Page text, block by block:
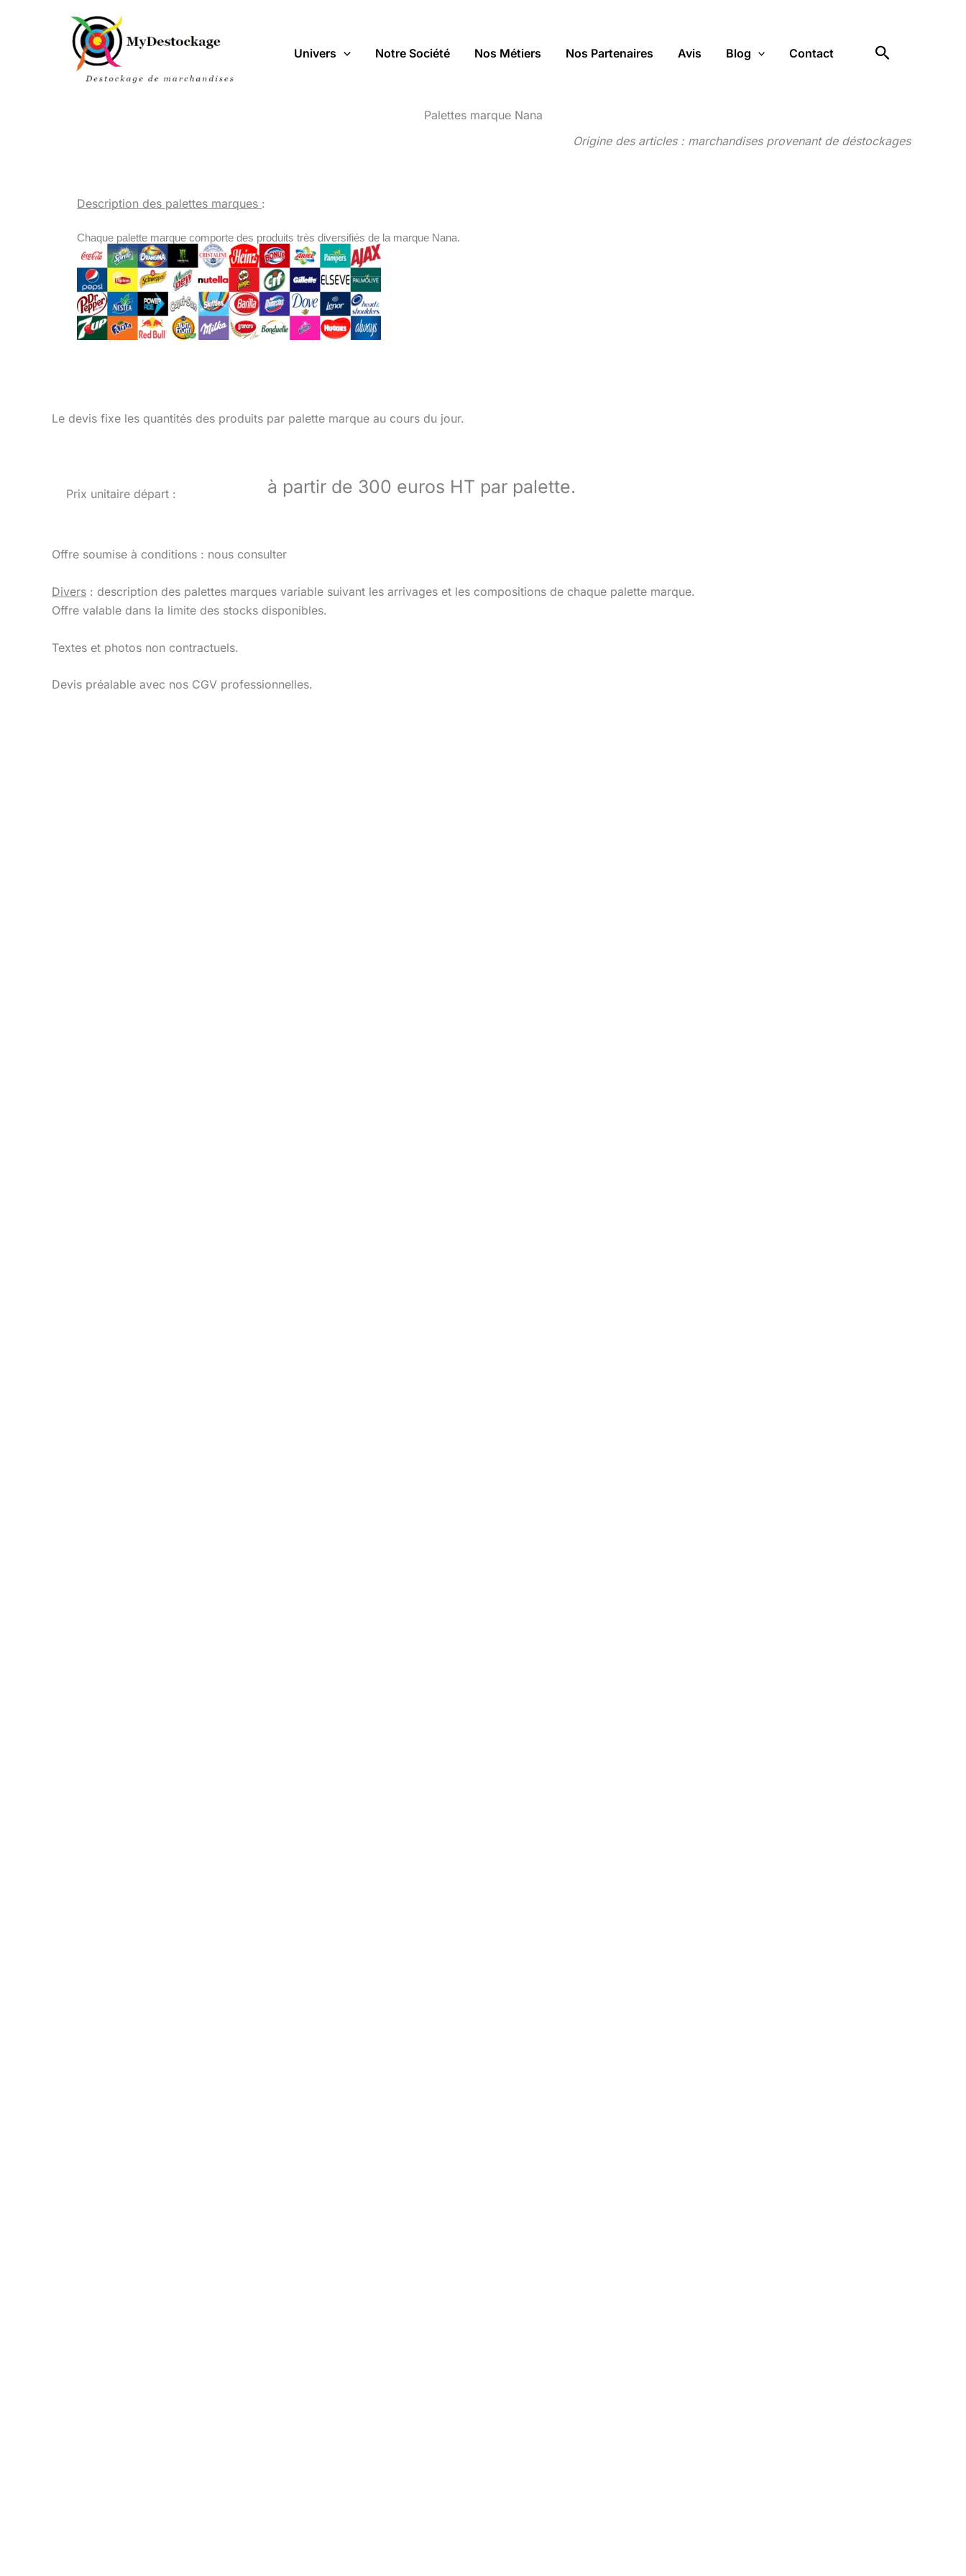
Univers Notre Société Nos Métiers Nos Partenaires Avis Blog Contact Rechercher
Palettes marque Nana
Origine des articles : marchandises provenant de déstockages
Description des palettes marques :
Chaque palette marque comporte des produits très diversifiés de la marque Nana.
Le devis fixe les quantités des produits par palette marque au cours du jour.
Prix unitaire départ : à partir de 300 euros HT par palette.
Offre soumise à conditions : nous consulter
Divers : description des palettes marques variable suivant les arrivages et les compositions de chaque palette marque.
Offre valable dans la limite des stocks disponibles.
Textes et photos non contractuels.
Devis préalable avec nos CGV professionnelles.